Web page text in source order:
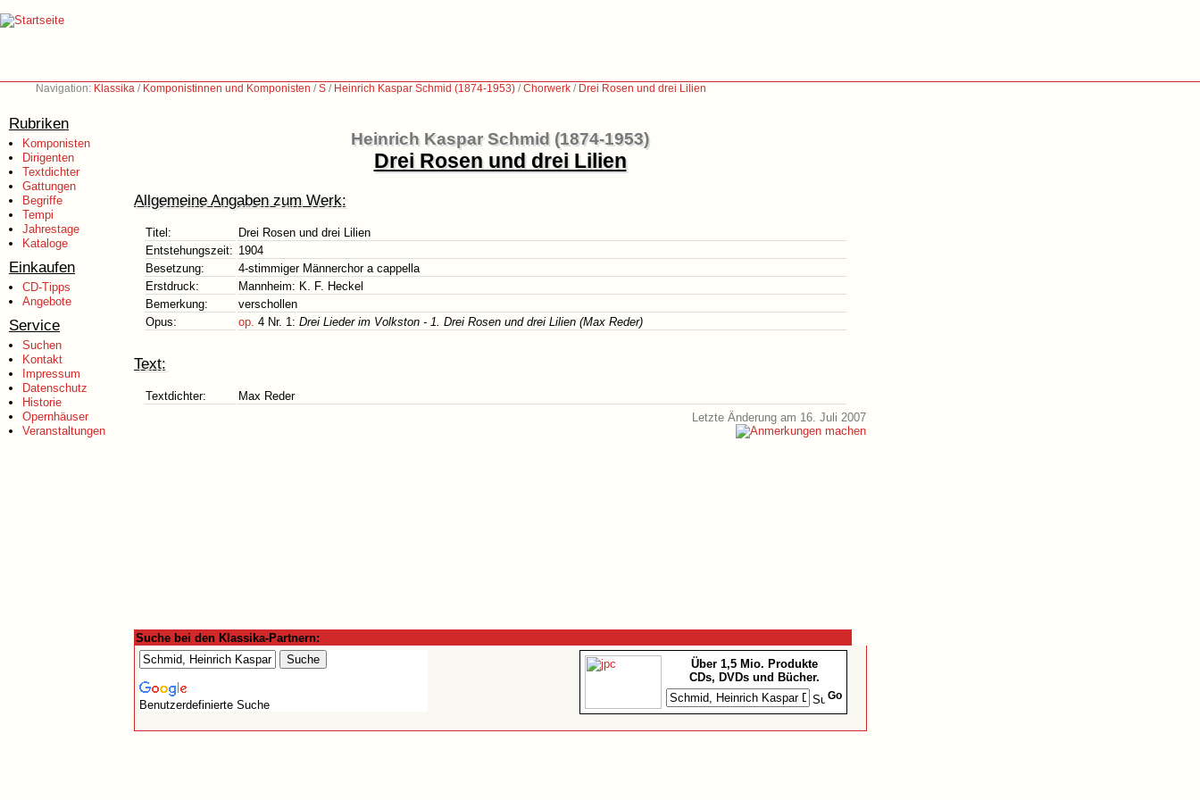
Navigation: Klassika / Komponistinnen und Komponisten /S / Heinrich Kaspar Schmid (1874-1953) /Chorwerk / Drei Rosen und drei Lilien
Rubriken
Komponisten
Dirigenten
Textdichter
Gattungen
Begriffe
Tempi
Jahrestage
Kataloge
Einkaufen
CD-Tipps
Angebote
Service
Suchen
Kontakt
Impressum
Datenschutz
Historie
Opernhäuser
Veranstaltungen
Heinrich Kaspar Schmid (1874-1953)
Drei Rosen und drei Lilien
Allgemeine Angaben zum Werk:
Titel:
Drei Rosen und drei Lilien
Entstehungszeit: 1904
Besetzung:
4-stimmiger Männerchor a cappella
Erstdruck:
Mannheim: K. F. Heckel
Bemerkung:
verschollen
Opus:
op. 4 Nr. 1: Drei Lieder im Volkston - 1. Drei Rosen und drei Lilien (Max Reder)
Text:
Textdichter:
Max Reder
Letzte Änderung am 16. Juli 2007
Suche bei den Klassika-Partnern:
Benutzerdefinierte Suche
Über 1,5 Mio. Produkte
CDs, DVDs und Bücher.
Go